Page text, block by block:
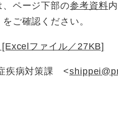
ページ下部の参考資料
ご確認ください。
ファイル／27KB]
疾病対策課 <